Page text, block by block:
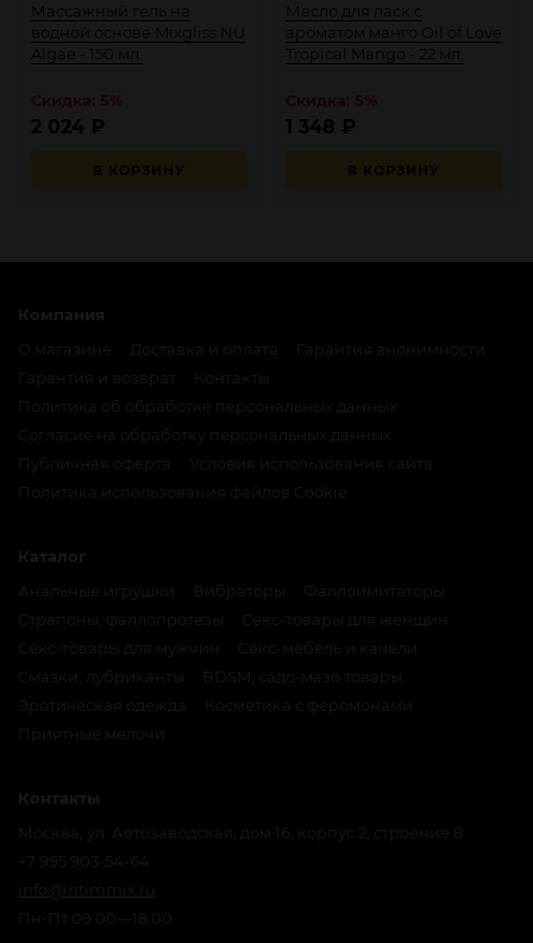
Массажный гель на
водной основе Mixgliss NU
Algae - 150 мл.
В КОРЗИНУ
2 024 ₽
Масло для ласк с
ароматом манго Oil of Love
Tropical Mango - 22 мл.
В КОРЗИНУ
1 348 ₽
Компания
О магазине
Доставка и оплата
Гарантия анонимности
Политика об обработке персональных данных
Согласие на обработку персональных данных
Публичная оферта
Условия использования сайта
Политика использования файлов Cookie
Каталог
Анальные игрушки
Вибраторы
Фаллоимитаторы
Страпоны, фаллопротезы
Секс-товары для женщин
Секс-товары для мужчин
Секс-мебель и качели
Смазки, лубриканты
BDSM, садо-мазо товары
Эротическая одежда
Косметика с феромонами
Приятные мелочи
Контакты
Москва, ул. Автозаводская, дом 16, корпус 2, строение 8
+7 995 903-54-64
info@intimmix.ru
Пн-Пт 09:00—18:00